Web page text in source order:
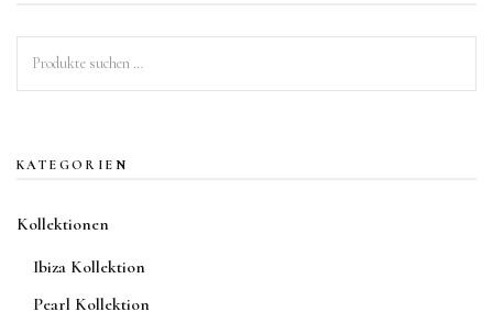
Die
Optionen
können
Suchen
KATEGORIEN
Kollektionen
Ibiza Kollektion
Pearl Kollektion